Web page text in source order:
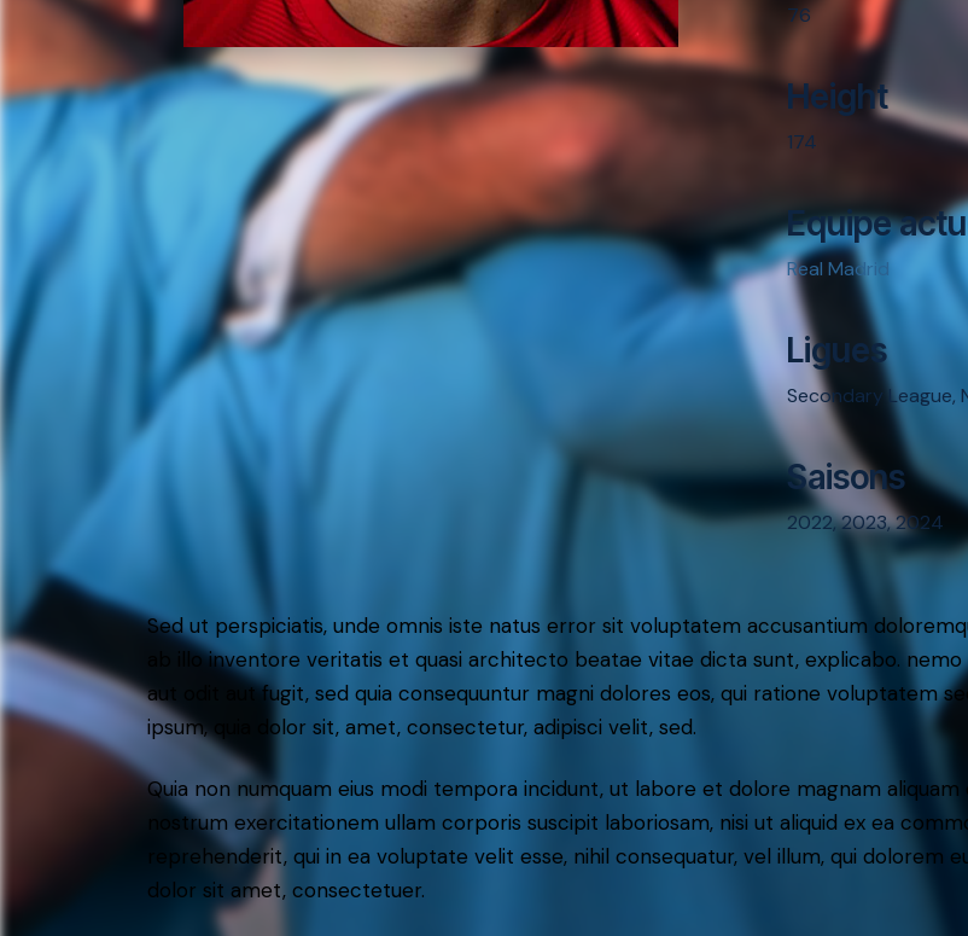
76
Height
174
Equipe
Real Madrid
Ligues
Secondary League,
Saisons
2022, 2023, 2024
Sed ut perspiciatis, unde omnis iste natus error sit voluptatem accusantium
ab illo inventore veritatis et quasi architecto beatae vitae dicta sunt, explicabo.
aut odit aut fugit, sed quia consequuntur magni dolores eos, qui ratione voluptatem
ipsum, quia dolor sit, amet, consectetur, adipisci velit, sed.
Quia non numquam eius modi tempora incidunt, ut labore et dolore magnam
nostrum exercitationem ullam corporis suscipit laboriosam, nisi ut aliquid ex ea
reprehenderit, qui in ea voluptate velit esse, nihil consequatur, vel illum, qui dolorem
dolor sit amet, consectetuer.